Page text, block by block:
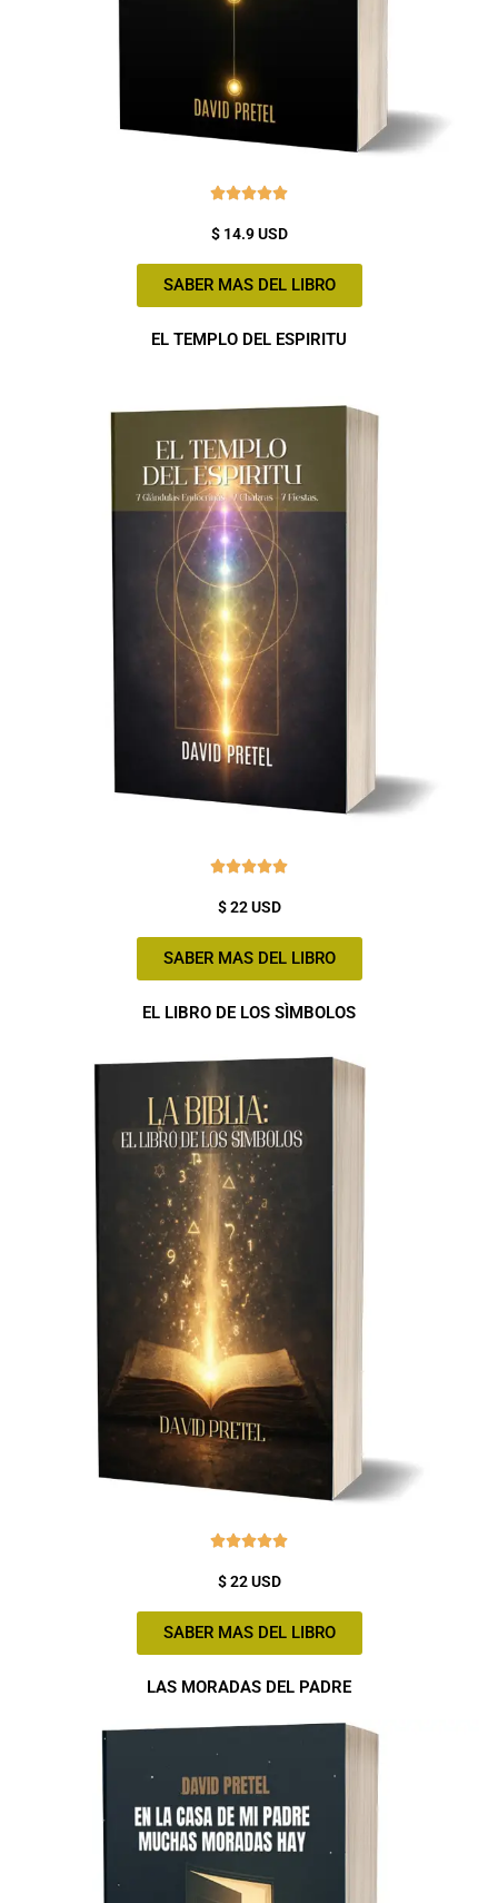
Valorado
5
de
5
$ 14.9 USD
SABER MAS DEL LIBRO
EL TEMPLO DEL ESPIRITU
Valorado
de
5
$ 22 USD
SABER MAS DEL LIBRO
EL LIBRO DE LOS SÌMBOLOS
Valorado
de
5
$ 22 USD
SABER MAS DEL LIBRO
LAS MORADAS DEL PADRE